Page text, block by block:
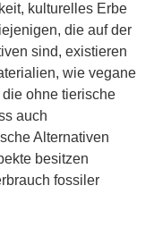
kulturelles Erbe
die auf der
sind, existieren
wie vegane
ohne tierische
auch
Alternativen
besitzen
fossiler